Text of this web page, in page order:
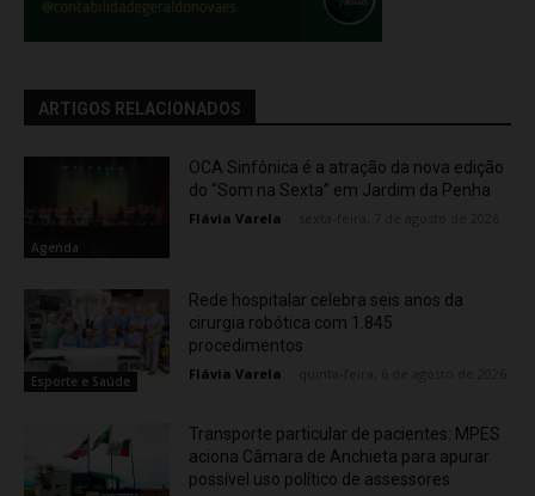
ARTIGOS RELACIONADOS
Agenda
OCA Sinfônica é a atração da nova edição
do “Som na Sexta” em Jardim da Penha
Flávia Varela
Esporte e Saúde
Rede hospitalar celebra seis anos da
cirurgia robótica com 1.845
procedimentos
Flávia Varela
Transporte particular de pacientes: MPES
aciona Câmara de Anchieta para apurar
possível uso político de assessores